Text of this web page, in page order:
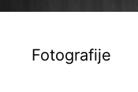
Fotografije